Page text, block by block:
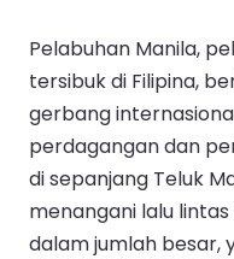
Pelabuhan Manila,
tersibuk di Filipina,
gerbang
perdagangan dan
di sepanjang Teluk
menangani lalu
dalam jumlah besar,